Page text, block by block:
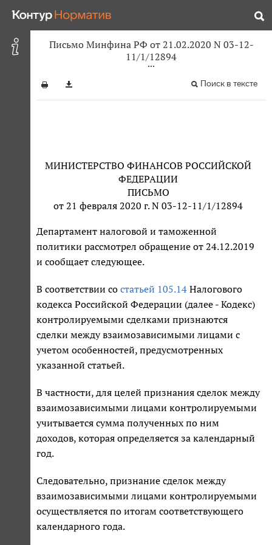
Письмо Минфина РФ от 21.02.2020 N 03-12-
11/1/12894
Поиск в тексте
МИНИСТЕРСТВО ФИНАНСОВ РОССИЙСКОЙ
ФЕДЕРАЦИИ
ПИСЬМО
от 21 февраля 2020 г. N 03-12-11/1/12894
Департамент налоговой и таможенной
политики рассмотрел обращение от 24.12.2019
и сообщает следующее.
В соответствии со статьей 105.14 Налогового
кодекса Российской Федерации (далее - Кодекс)
контролируемыми сделками признаются
сделки между взаимозависимыми лицами с
учетом особенностей, предусмотренных
указанной статьей.
В частности, для целей признания сделок между
взаимозависимыми лицами контролируемыми
учитывается сумма полученных по ним
доходов, которая определяется за календарный
год.
Следовательно, признание сделок между
взаимозависимыми лицами контролируемыми
осуществляется по итогам соответствующего
календарного года.